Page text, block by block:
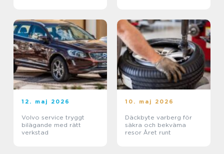
12. maj 2026
Volvo service tryggt
bilägande med rätt
verkstad
10. maj 2026
Däckbyte varberg för
säkra och bekväma
resor Året runt